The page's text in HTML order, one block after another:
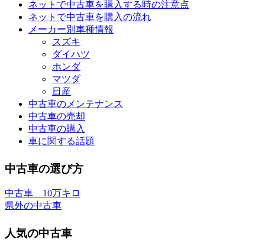
ネットで中古車を購入する時の注意点
ネットで中古車を購入の流れ
メーカー別車種情報
スズキ
ダイハツ
ホンダ
マツダ
日産
中古車のメンテナンス
中古車の売却
中古車の購入
車に関する話題
中古車の選び方
中古車 10万キロ
県外の中古車
人気の中古車